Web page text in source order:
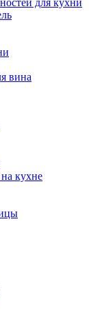
для кухни
вина
кухне